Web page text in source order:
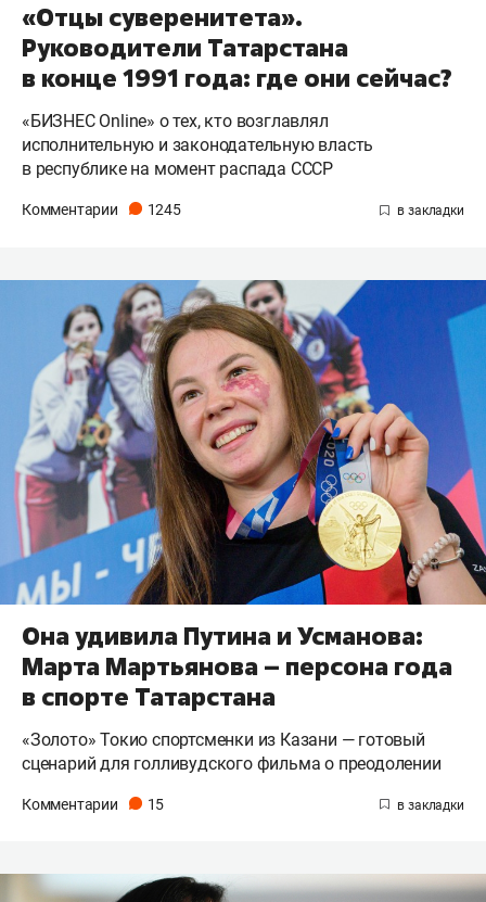
«Отцы суверенитета».
Руководители Татарстана
в конце 1991 года: где они сейчас?
«БИЗНЕС Online» о тех, кто возглавлял
исполнительную и законодательную власть
в республике на момент распада СССР
Комментарии 1245
Она удивила Путина и Усманова:
Марта Мартьянова – персона года
в спорте Татарстана
«Золото» Токио спортсменки из Казани — готовый
сценарий для голливудского фильма о преодолении
Комментарии 15